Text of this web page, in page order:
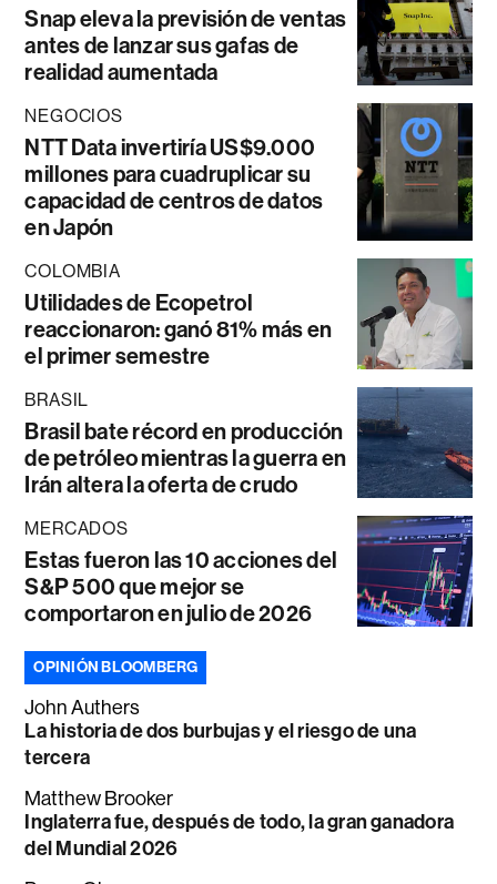
Snap eleva la previsión de ventas
antes de lanzar sus gafas de
realidad aumentada
NEGOCIOS
NTT Data invertiría US$9.000
millones para cuadruplicar su
capacidad de centros de datos
en Japón
COLOMBIA
Utilidades de Ecopetrol
reaccionaron: ganó 81% más en
el primer semestre
BRASIL
Brasil bate récord en producción
de petróleo mientras la guerra en
Irán altera la oferta de crudo
MERCADOS
Estas fueron las 10 acciones del
S&P 500 que mejor se
comportaron en julio de 2026
OPINIÓN BLOOMBERG
John Authers
La historia de dos burbujas y el riesgo de una
tercera
Matthew Brooker
Inglaterra fue, después de todo, la gran ganadora
del Mundial 2026